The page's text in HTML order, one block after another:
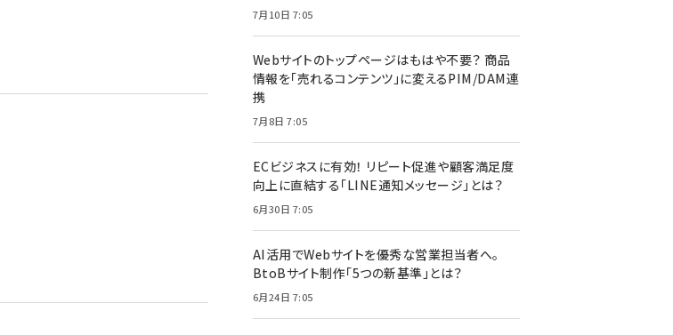
7月10日 7:05
Webサイトのトップページはもはや不要？ 商品
情報を「売れるコンテンツ」に変えるPIM/DAM連
携
7月8日 7:05
ECビジネスに有効！ リピート促進や顧客満足度
向上に直結する「LINE通知メッセージ」とは？
6月30日 7:05
AI活用でWebサイトを優秀な営業担当者へ。
BtoBサイト制作「5つの新基準」とは？
6月24日 7:05